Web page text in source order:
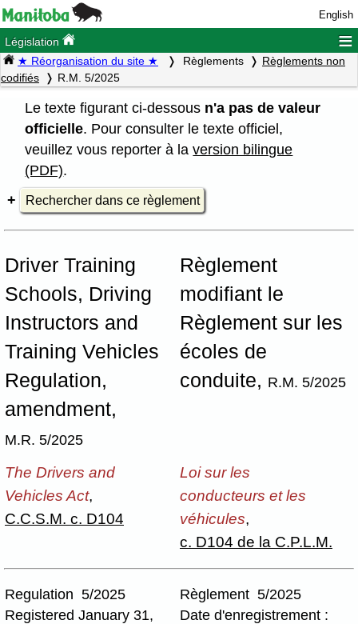
English
Législation ≡
★ Réorganisation du site ★ Règlements
Règlements non
codifiés
R.M. 5/2025
Le texte figurant ci-dessous n'a pas de valeur
officielle. Pour consulter le texte officiel,
veuillez vous reporter à laversion bilingue
(PDF).
Rechercher dans ce règlement
Driver Training
Schools, Driving
Instructors and
Training Vehicles
Regulation,
amendment,
M.R. 5/2025
Règlement
modifiant le
Règlement sur les
écoles de
conduite, R.M. 5/2025
The Drivers and
Vehicles Act,
C.C.S.M. c. D104
Loi sur les
conducteurs et les
véhicules,
c. D104 de la C.P.L.M.
Regulation 5/2025
Registered January 31,
Règlement 5/2025
Date d'enregistrement :